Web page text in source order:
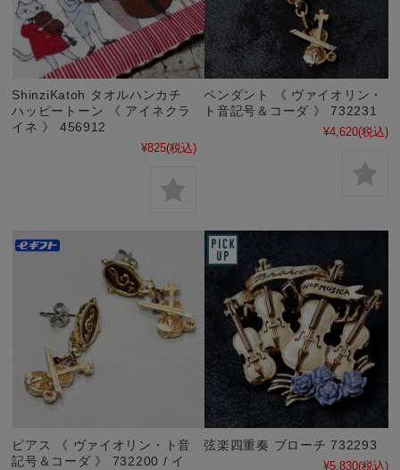
ShinziKatoh タオルハンカチ
ハッピートーン 《 アイネクラ
イネ 》 456912
¥825(税込)
ペンダント 《 ヴァイオリン・
ト音記号＆コーダ 》 732231
¥4,620(税込)
ピアス 《 ヴァイオリン・ト音
記号＆コーダ 》 732200 / イ
弦楽四重奏 ブローチ 732293
¥5,830(税込)